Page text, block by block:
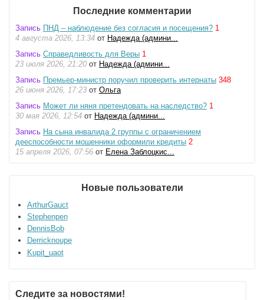
Последние комментарии
Запись ПНД – наблюдение без согласия и посещения? 1
4 августа 2026, 13:34 от Надежда (админи...
Запись Справедливость для Веры 1
23 июля 2026, 21:20 от Надежда (админи...
Запись Премьер-министр поручил проверить интернаты 348
26 июня 2026, 17:23 от Ольга
Запись Может ли няня претендовать на наследство? 1
30 мая 2026, 12:54 от Надежда (админи...
Запись На сына инвалида 2 группы с ограничением
дееспособности мошенники оформили кредиты 2
15 апреля 2026, 07:56 от Елена Заблоцкис...
Новые пользователи
ArthurGauct
Stephenpen
DennisBob
Derricknoupe
Kupit_uaot
Следите за новостями!